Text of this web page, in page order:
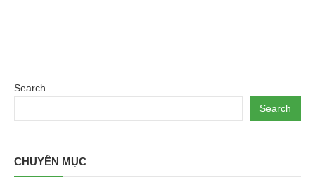
Search
Search
CHUYÊN MỤC